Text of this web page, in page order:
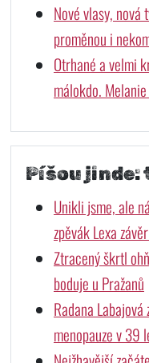
Nové vlasy,
proměnou i
Otrhané a velmi
málokdo.
Píšou jinde:
Unikli jsme, ale
zpěvák Lexa
Ztracený škrtl
boduje u Pražanů
Radana
menopauze v 39